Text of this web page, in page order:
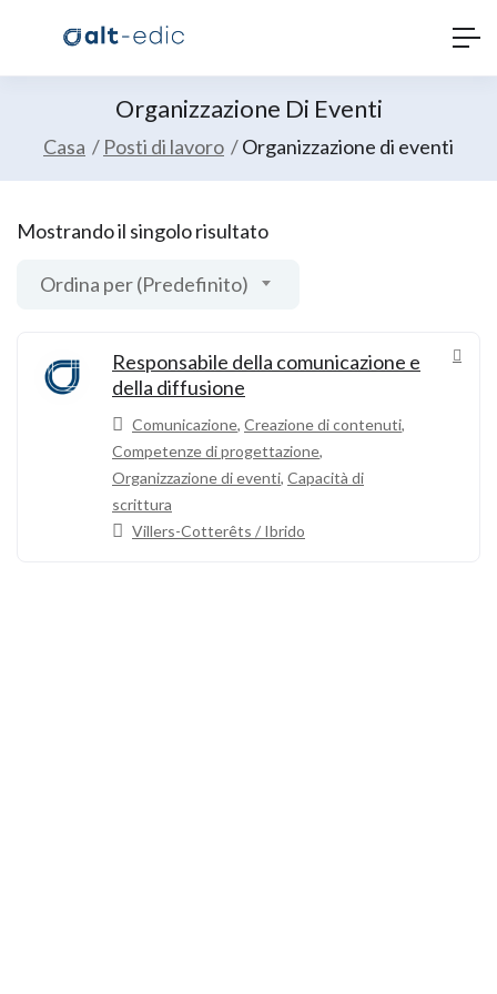
Organizzazione Di Eventi
Casa Posti di lavoro Organizzazione di eventi
Mostrando il singolo risultato
Ordina per (Predefinito)
Responsabile della comunicazione e
della diffusione
Comunicazione, Creazione di contenuti,
Competenze di progettazione,
Organizzazione di eventi, Capacità di
scrittura
Villers-Cotterêts / Ibrido